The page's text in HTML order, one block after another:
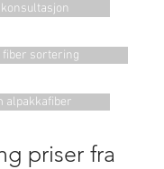
fiber sortering
alpakkafiber
priser fra